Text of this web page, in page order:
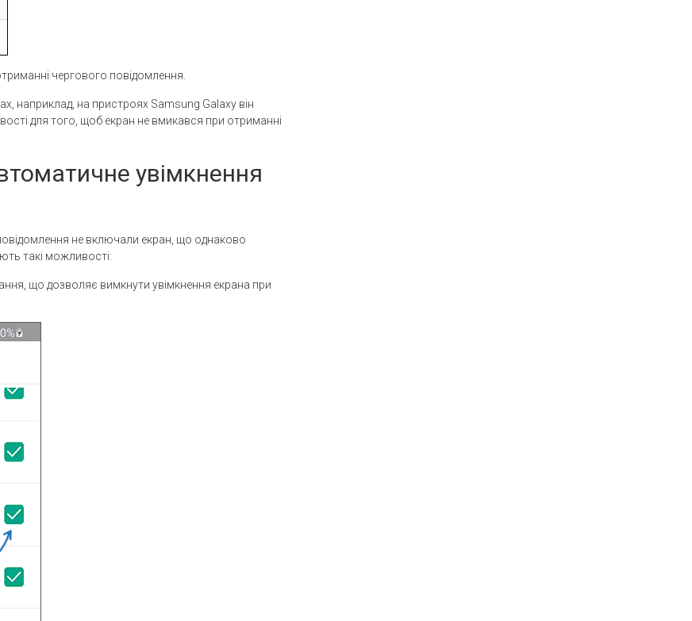
чергового повідомлення.
наприклад, на пристроях Samsung Galaxy він
для того, щоб екран не вмикався при отриманні
увімкнення
не включали екран, що однаково
такі можливості:
що дозволяє вимкнути увімкнення екрана при